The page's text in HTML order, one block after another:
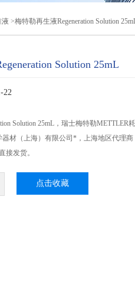
液 >梅特勒再生液Regeneration Solution
Solution 25mL
22
Solution 25mL，瑞士梅特勒METTLER
材（上海）有限公司*，上海地区代理商
接发货。
点击收藏